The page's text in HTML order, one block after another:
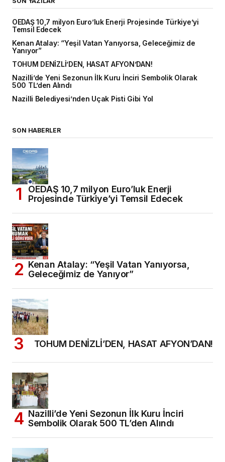
OEDAŞ 10,7 milyon Euro’luk Enerji Projesinde Türkiye’yi
Temsil Edecek
Kenan Atalay: “Yeşil Vatan Yanıyorsa, Geleceğimiz de
Yanıyor”
TOHUM DENİZLİ’DEN, HASAT AFYON’DAN!
Nazilli’de Yeni Sezonun İlk Kuru İnciri Sembolik Olarak
500 TL’den Alındı
Nazilli Belediyesi’nden Uçak Pisti Gibi Yol
SON HABERLER
OEDAŞ 10,7 milyon Euro’luk Enerji
Projesinde Türkiye’yi Temsil Edecek
Kenan Atalay: “Yeşil Vatan Yanıyorsa,
Geleceğimiz de Yanıyor”
TOHUM DENİZLİ’DEN, HASAT AFYON’DAN!
Nazilli’de Yeni Sezonun İlk Kuru İnciri
Sembolik Olarak 500 TL’den Alındı